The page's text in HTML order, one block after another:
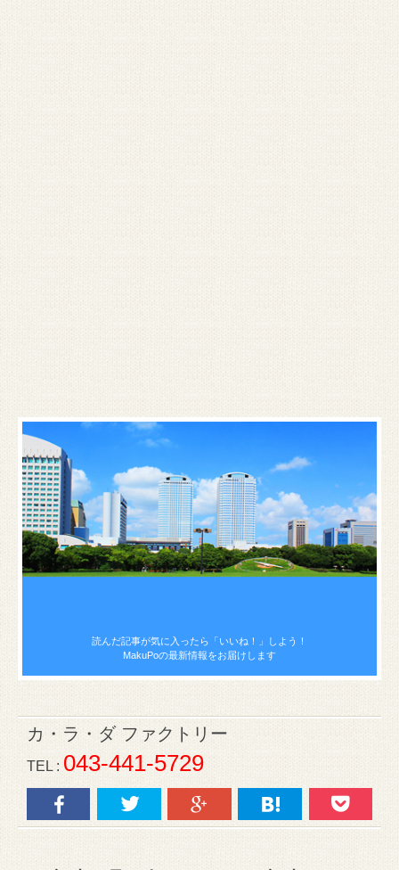
読んだ記事が気に入ったら 「いいね！」しよう！
MakuPoの最新情報をお届けします
カ・ラ・ダ ファクトリー
TEL : 043-441-5729